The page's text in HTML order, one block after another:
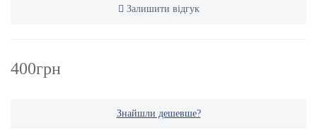
Залишити відгук
400грн
Знайшли дешевше?